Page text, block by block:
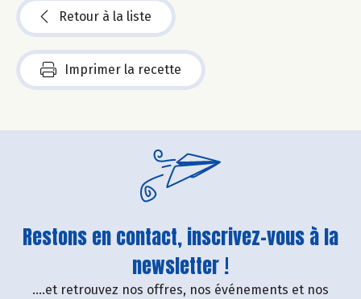
Retour à la liste
Imprimer la recette
Restons en contact, inscrivez-vous à la
newsletter !
....et retrouvez nos offres, nos événements et nos